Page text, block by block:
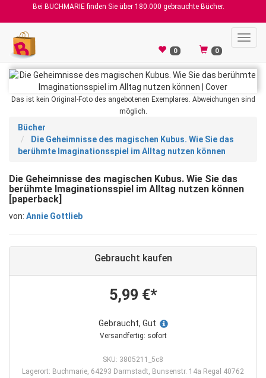
Bei BUCHMARIE finden Sie über 180.000 gebrauchte Bücher.
0 0
Das ist kein Original-Foto des angebotenen Exemplares. Abweichungen sind
möglich.
Bücher
Die Geheimnisse des magischen Kubus. Wie Sie das
berühmte Imaginationsspiel im Alltag nutzen können
Die Geheimnisse des magischen Kubus. Wie Sie das
berühmte Imaginationsspiel im Alltag nutzen können
[paperback]
von: Annie Gottlieb
Gebraucht kaufen
5,99 €*
Gebraucht, Gut
Versandfertig: sofort
SKU: 3805211_5c8
Lagerort: Buchmarie, 64293 Darmstadt, Bunsenstr. 14a Regal 40762